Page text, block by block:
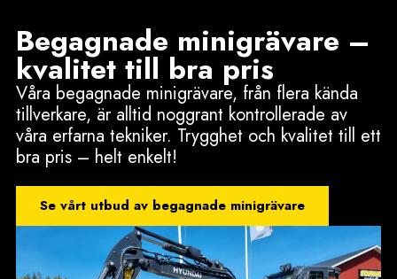
Begagnade minigrävare –
kvalitet till bra pris
Våra begagnade minigrävare, från flera kända
tillverkare, är alltid noggrant kontrollerade av
våra erfarna tekniker. Trygghet och kvalitet till ett
bra pris – helt enkelt!
Se vårt utbud av begagnade minigrävare